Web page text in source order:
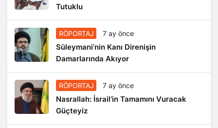
Tutuklu
RÖPORTAJ 7 ay önce
Süleymani’nin Kanı Direnişin
Damarlarında Akıyor
RÖPORTAJ 7 ay önce
Nasrallah: İsrail’in Tamamını Vuracak
Güçteyiz